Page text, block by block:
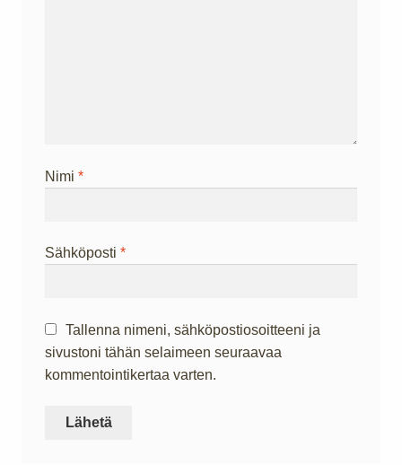
Nimi *
Sähköposti *
Tallenna nimeni, sähköpostiosoitteeni ja
sivustoni tähän selaimeen seuraavaa
kommentointikertaa varten.